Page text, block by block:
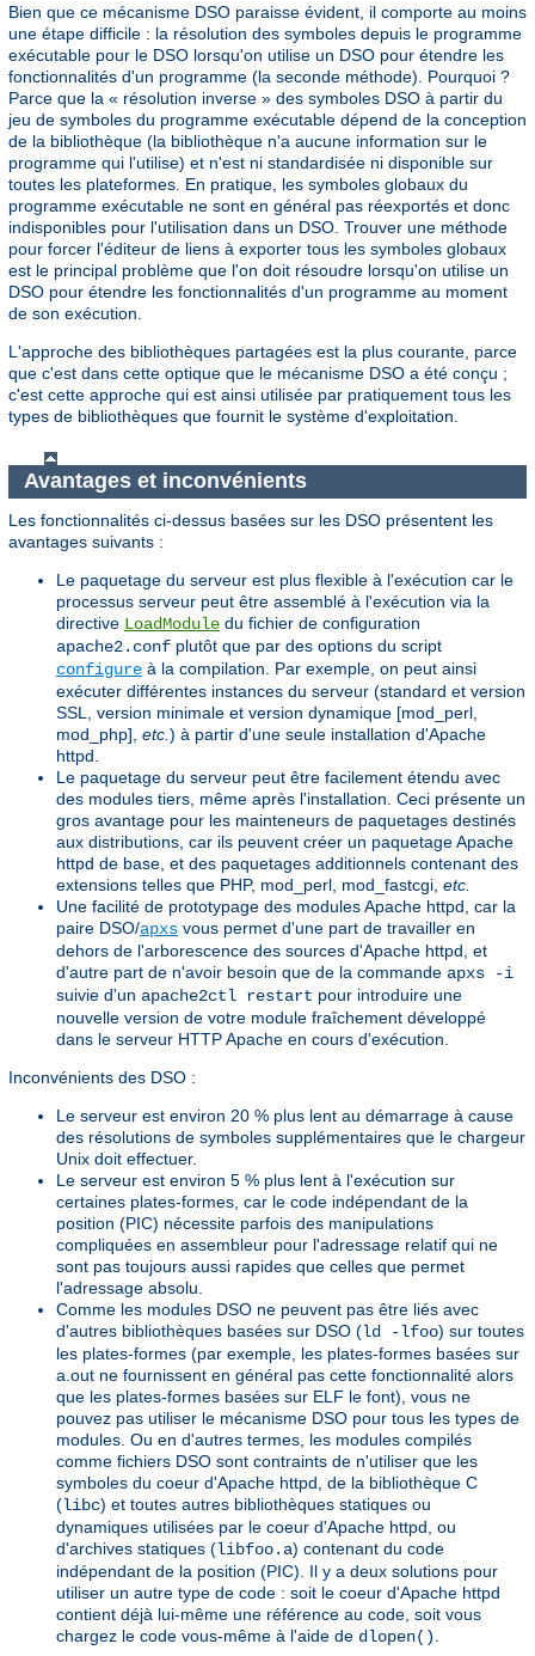
Bien que ce mécanisme DSO paraisse évident, il comporte au moins
une étape difficile : la résolution des symboles depuis le programme
exécutable pour le DSO lorsqu'on utilise un DSO pour étendre les
fonctionnalités d'un programme (la seconde méthode). Pourquoi ?
Parce que la « résolution inverse » des symboles DSO à partir du
jeu de symboles du programme exécutable dépend de la conception
de la bibliothèque (la bibliothèque n'a aucune information sur le
programme qui l'utilise) et n'est ni standardisée ni disponible sur
toutes les plateformes. En pratique, les symboles globaux du
programme exécutable ne sont en général pas réexportés et donc
indisponibles pour l'utilisation dans un DSO. Trouver une méthode
pour forcer l'éditeur de liens à exporter tous les symboles globaux
est le principal problème que l'on doit résoudre lorsqu'on utilise un
DSO pour étendre les fonctionnalités d'un programme au moment
de son exécution.
L'approche des bibliothèques partagées est la plus courante, parce
que c'est dans cette optique que le mécanisme DSO a été conçu ;
c'est cette approche qui est ainsi utilisée par pratiquement tous les
types de bibliothèques que fournit le système d'exploitation.
Avantages et inconvénients
Les fonctionnalités ci-dessus basées sur les DSO présentent les
avantages suivants :
Le paquetage du serveur est plus flexible à l'exécution car le
processus serveur peut être assemblé à l'exécution via la
directive LoadModule du fichier de configuration
apache2.conf plutôt que par des options du script
configure à la compilation. Par exemple, on peut ainsi
exécuter différentes instances du serveur (standard et version
SSL, version minimale et version dynamique [mod_perl,
mod_php], etc. ) à partir d'une seule installation d'Apache
httpd.
Le paquetage du serveur peut être facilement étendu avec
des modules tiers, même après l'installation. Ceci présente un
gros avantage pour les mainteneurs de paquetages destinés
aux distributions, car ils peuvent créer un paquetage Apache
httpd de base, et des paquetages additionnels contenant des
extensions telles que PHP, mod_perl, mod_fastcgi, etc.
Une facilité de prototypage des modules Apache httpd, car la
paire DSO/apxs vous permet d'une part de travailler en
dehors de l'arborescence des sources d'Apache httpd, et
d'autre part de n'avoir besoin que de la commande apxs -i
suivie d'un apache2ctl restart pour introduire une
nouvelle version de votre module fraîchement développé
dans le serveur HTTP Apache en cours d'exécution.
Inconvénients des DSO :
Le serveur est environ 20 % plus lent au démarrage à cause
des résolutions de symboles supplémentaires que le chargeur
Unix doit effectuer.
Le serveur est environ 5 % plus lent à l'exécution sur
certaines plates-formes, car le code indépendant de la
position (PIC) nécessite parfois des manipulations
compliquées en assembleur pour l'adressage relatif qui ne
sont pas toujours aussi rapides que celles que permet
l'adressage absolu.
Comme les modules DSO ne peuvent pas être liés avec
d'autres bibliothèques basées sur DSO (ld -lfoo) sur toutes
les plates-formes (par exemple, les plates-formes basées sur
a.out ne fournissent en général pas cette fonctionnalité alors
que les plates-formes basées sur ELF le font), vous ne
pouvez pas utiliser le mécanisme DSO pour tous les types de
modules. Ou en d'autres termes, les modules compilés
comme fichiers DSO sont contraints de n'utiliser que les
symboles du coeur d'Apache httpd, de la bibliothèque C
(libc) et toutes autres bibliothèques statiques ou
dynamiques utilisées par le coeur d'Apache httpd, ou
d'archives statiques (libfoo.a) contenant du code
indépendant de la position (PIC). Il y a deux solutions pour
utiliser un autre type de code : soit le coeur d'Apache httpd
contient déjà lui-même une référence au code, soit vous
chargez le code vous-même à l'aide de dlopen()